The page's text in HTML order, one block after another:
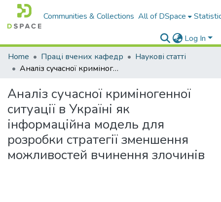
Communities & Collections All of DSpace
Log In
Home
Праці вчених кафедр
Наукові статті
Аналіз сучасної криміногенної ситуації в Україні як інформаційна модель для розробки стратегії зменшення можливостей вчинення злочинів
Аналіз сучасної криміногенної
ситуації в Україні як
інформаційна модель для
розробки стратегії зменшення
можливостей вчинення злочинів